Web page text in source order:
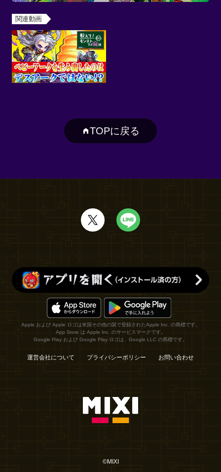
関連動画
TOPに戻る
Apple および Apple ロゴは米国その他の国で登録されたApple Inc. の商標です。
App Store は Apple Inc. のサービスマークです。
Google Play および Google Play ロゴは、Google LLC の商標です。
運営会社について プライバシーポリシー お問い合わせ
©MIXI